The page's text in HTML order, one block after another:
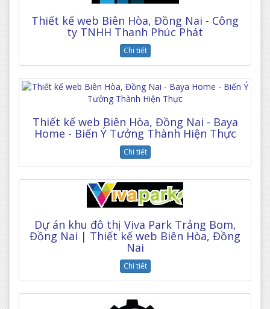
Thiết kế web Biên Hòa, Đồng Nai - Công
ty TNHH Thanh Phúc Phát
Chi tiết
Thiết kế web Biên Hòa, Đồng Nai - Baya
Home - Biến Ý Tưởng Thành Hiện Thực
Chi tiết
Dự án khu đô thị Viva Park Trảng Bom,
Đồng Nai | Thiết kế web Biên Hòa, Đồng
Nai
Chi tiết